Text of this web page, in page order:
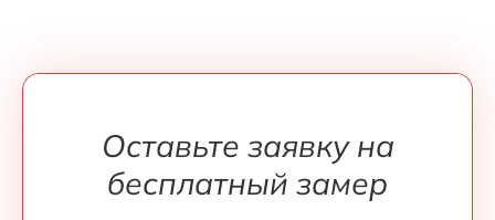
Оставьте заявку на
бесплатный замер